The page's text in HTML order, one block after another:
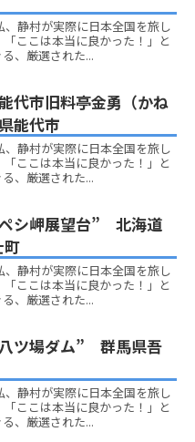
、静村が実際に日本全国を旅し
「ここは本当に良かった！」と
、厳選された...
代市旧料亭金勇（かね
能代市
、静村が実際に日本全国を旅し
「ここは本当に良かった！」と
、厳選された...
ペシ岬展望台” 北海道
町
、静村が実際に日本全国を旅し
「ここは本当に良かった！」と
、厳選された...
八ツ場ダム” 群馬県吾
、静村が実際に日本全国を旅し
「ここは本当に良かった！」と
、厳選された...